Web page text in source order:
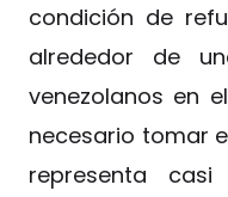
condición de
alrededor de
venezolanos en
necesario tomar
representa